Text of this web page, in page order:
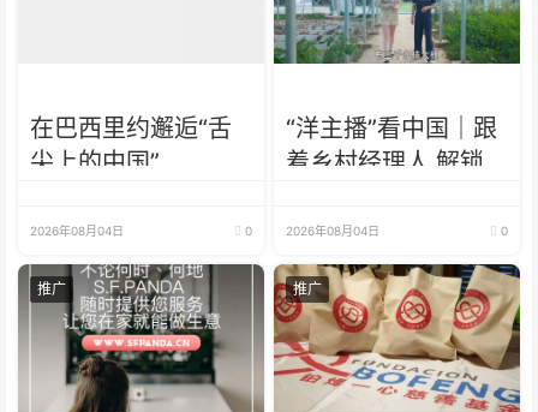
在巴西里约邂逅“舌
尖上的中国”
2026年08月04日 0
“洋主播”看中国｜跟
着乡村经理人 解锁
2026年08月04日 0
推广 推广